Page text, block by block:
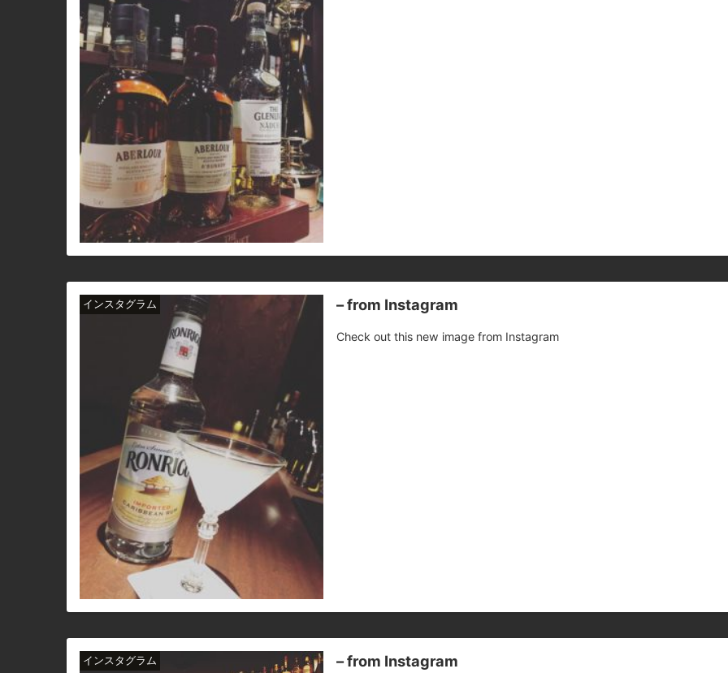
インスタグラム – from Instagram
Check out this new image from Instagram
インスタグラム – from Instagram